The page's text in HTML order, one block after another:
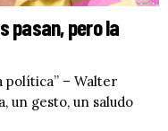
pasan, pero la
política” – Walter
un gesto, un saludo